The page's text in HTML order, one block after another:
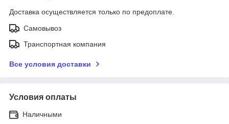
Доставка осуществляется только по предоплате.
Самовывоз
Транспортная компания
Все условия доставки
Условия оплаты
Наличными